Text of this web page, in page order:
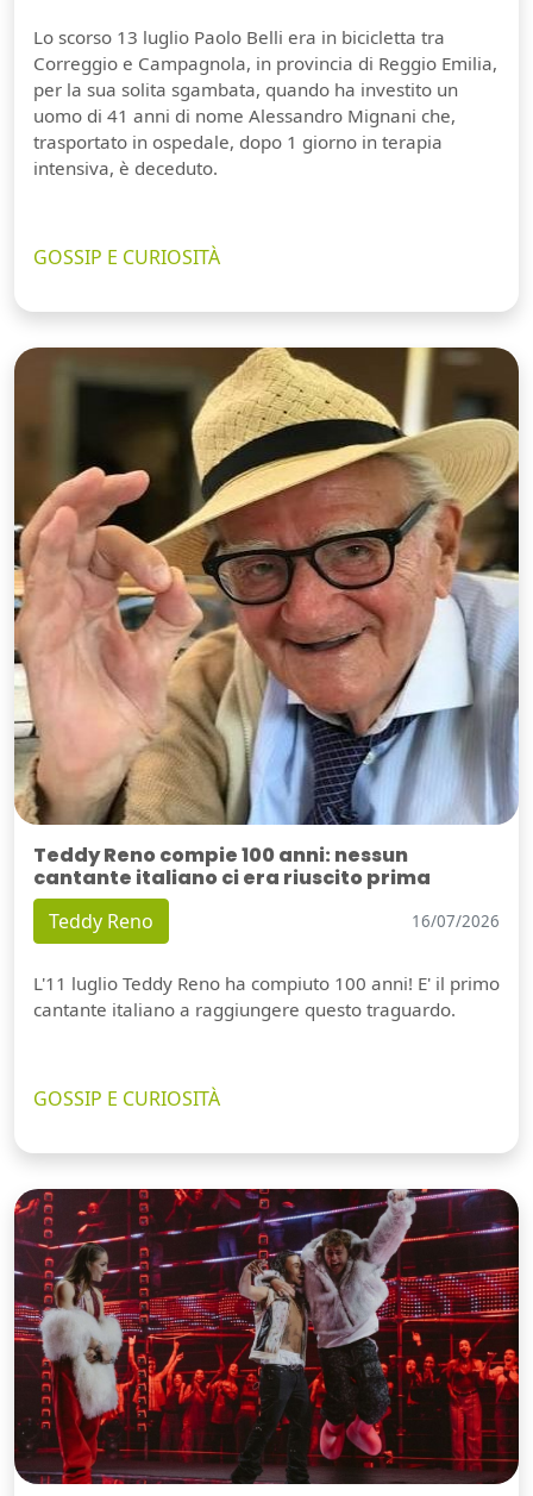
Lo scorso 13 luglio Paolo Belli era in bicicletta tra
Correggio e Campagnola, in provincia di Reggio Emilia,
per la sua solita sgambata, quando ha investito un
uomo di 41 anni di nome Alessandro Mignani che,
trasportato in ospedale, dopo 1 giorno in terapia
intensiva, è deceduto.
GOSSIP E CURIOSITÀ
Teddy Reno compie 100 anni: nessun
cantante italiano ci era riuscito prima
Teddy Reno 16/07/2026
L'11 luglio Teddy Reno ha compiuto 100 anni! E' il primo
cantante italiano a raggiungere questo traguardo.
GOSSIP E CURIOSITÀ